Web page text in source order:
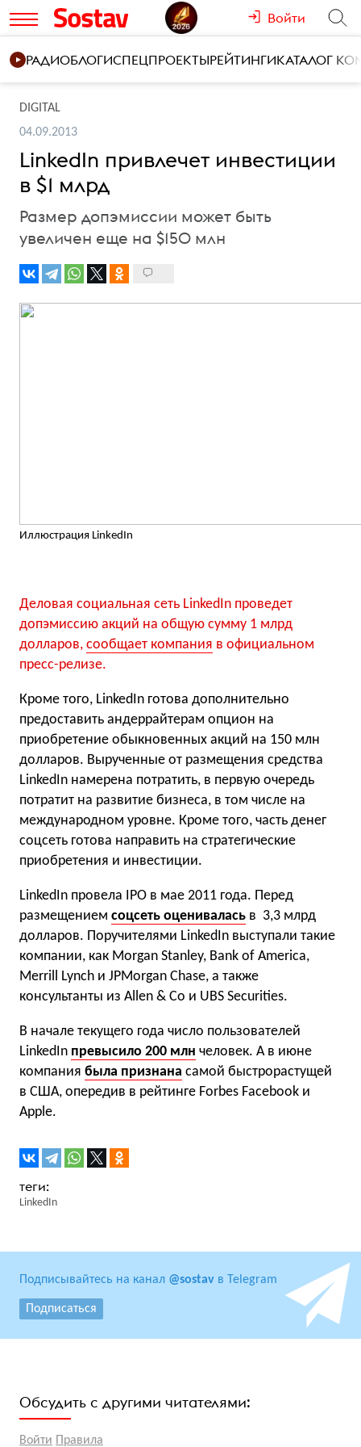
Войти
РАДИОБЛОГИСПЕЦПРОЕКТЫРЕЙТИНГИКАТАЛОГ
DIGITAL
04.09.2013
LinkedIn привлечет инвестиции
в $1 млрд
Размер допэмиссии может быть
увеличен еще на $150 млн
Иллюстрация LinkedIn
Деловая социальная сеть LinkedIn проведет
допэмиссию акций на общую сумму 1 млрд
долларов, сообщает компания в официальном
пресс-релизе.
Кроме того, LinkedIn готова дополнительно
предоставить андеррайтерам опцион на
приобретение обыкновенных акций на 150 млн
долларов. Вырученные от размещения средства
LinkedIn намерена потратить, в первую очередь
потратит на развитие бизнеса, в том числе на
международном уровне. Кроме того, часть денег
соцсеть готова направить на стратегические
приобретения и инвестиции.
LinkedIn провела IPO в мае 2011 года. Перед
размещением соцсеть оценивалась в 3,3 млрд
долларов. Поручителями LinkedIn выступали такие
компании, как Morgan Stanley, Bank of America,
Merrill Lynch и JPMorgan Chase, а также
консультанты из Allen & Co и UBS Securities.
В начале текущего года число пользователей
LinkedIn превысило 200 млн человек. А в июне
компания была признана самой быстрорастущей
в США, опередив в рейтинге Forbes Facebook и
Apple.
LinkedIn
Подписывайтесь на канал @sostav в Telegram
Подписаться
Обсудить с другими читателями:
Войти Правила